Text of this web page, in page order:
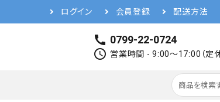
ログイン 会員登録 配送方法
call 0799-22-0724
schedule 営業時間 - 9:00～17:00（定休